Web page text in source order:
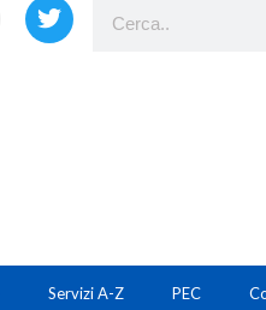
Servizi A-Z PEC